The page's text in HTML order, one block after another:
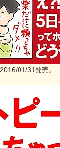
2016/01/31発売。